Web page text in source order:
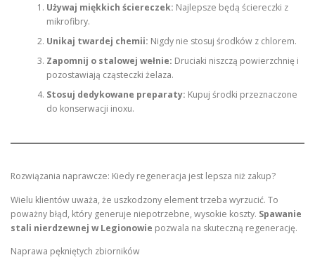
Używaj miękkich ściereczek: Najlepsze będą ściereczki z
mikrofibry.
Unikaj twardej chemii: Nigdy nie stosuj środków z chlorem.
Zapomnij o stalowej wełnie: Druciaki niszczą powierzchnię i
pozostawiają cząsteczki żelaza.
Stosuj dedykowane preparaty: Kupuj środki przeznaczone
do konserwacji inoxu.
Rozwiązania naprawcze: Kiedy regeneracja jest lepsza niż zakup?
Wielu klientów uważa, że uszkodzony element trzeba wyrzucić. To
poważny błąd, który generuje niepotrzebne, wysokie koszty. Spawanie
stali nierdzewnej w Legionowie pozwala na skuteczną regenerację.
Naprawa pękniętych zbiorników